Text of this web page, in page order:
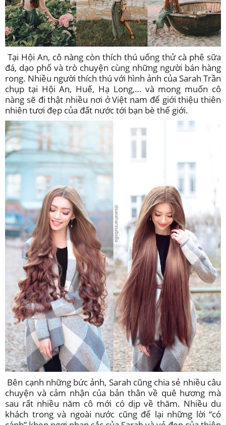
Tại Hội An, cô nàng còn thích thú uống thử cà phê sữa
đá, dạo phố và trò chuyện cùng những người bán hàng
rong. Nhiều người thích thú với hình ảnh của Sarah Trần
chụp tại Hội An, Huế, Hạ Long,… và mong muốn cô
nàng sẽ đi thật nhiều nơi ở Việt nam để giới thiệu thiên
nhiên tươi đẹp của đất nước tới bạn bè thế giới.
Bên cạnh những bức ảnh, Sarah cũng chia sẻ nhiều câu
chuyện và cảm nhận của bản thân về quê hương mà
sau rất nhiều năm cô mới có dịp về thăm. Nhiều du
khách trong và ngoài nước cũng để lại những lời “có